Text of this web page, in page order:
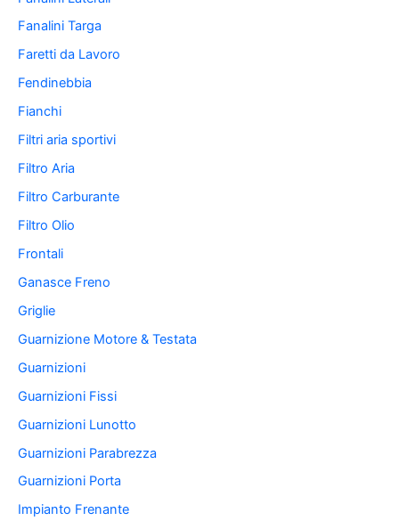
Fanalini Targa
Faretti da Lavoro
Fendinebbia
Fianchi
Filtri aria sportivi
Filtro Aria
Filtro Carburante
Filtro Olio
Frontali
Ganasce Freno
Griglie
Guarnizione Motore & Testata
Guarnizioni
Guarnizioni Fissi
Guarnizioni Lunotto
Guarnizioni Parabrezza
Guarnizioni Porta
Impianto Frenante